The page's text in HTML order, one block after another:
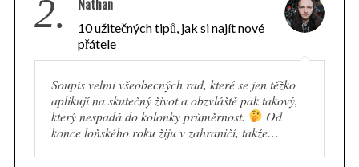
2.
10 užitečných tipů, jak si najít nové
přátele
Soupis velmi všeobecných rad, které se jen těžko
aplikují na skutečný život a obzvláště pak takový,
který nespadá do kolonky průměrnost.
Od
konce loňského roku žiju v zahraničí, takže…